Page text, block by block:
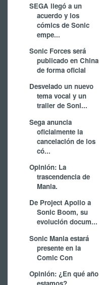
SEGA llegó a un
acuerdo y los
cómics de Sonic
empe...
Sonic Forces será
publicado en China
de forma oficial
Desvelado un nuevo
tema vocal y un
trailer de Soni...
Sega anuncia
oficialmente la
cancelación de los
có...
Opinión: La
trascendencia de
Mania.
De Project Apollo a
Sonic Boom, su
evolución docum...
Sonic Mania estará
presente en la
Comic Con
Opinión: ¿En qué año